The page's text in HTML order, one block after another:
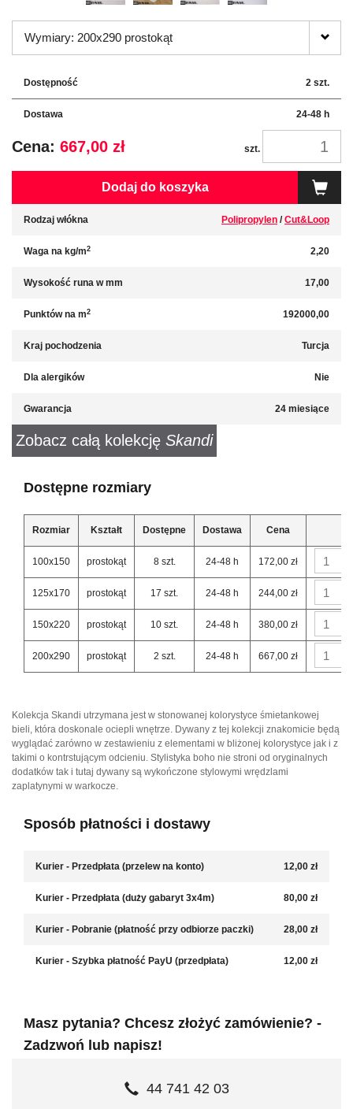
Wymiary: 200x290 prostokąt
Dostępność 2 szt.
Dostawa 24-48 h
Cena: 667,00 zł szt.
Dodaj do koszyka
Rodzaj włókna Polipropylen /Cut&Loop
Waga na kg/m2 2,20
Wysokość runa w mm 17,00
Punktów na m2 192000,00
Kraj pochodzenia Turcja
Dla alergików Nie
Gwarancja 24 miesiące
Zobacz całą kolekcję Skandi
Dostępne rozmiary
Rozmiar Kształt Dostępne Dostawa Cena
100x150 prostokąt 8 szt. 24-48 h 172,00 zł
125x170 prostokąt 17 szt. 24-48 h 244,00 zł
150x220 prostokąt 10 szt. 24-48 h 380,00 zł
200x290 prostokąt 2 szt. 24-48 h 667,00 zł
Kolekcja Skandi utrzymana jest w stonowanej kolorystyce śmietankowej
bieli, która doskonale ociepli wnętrze. Dywany z tej kolekcji znakomicie będą
wyglądać zarówno w zestawieniu z elementami w bliżonej kolorystyce jak i z
takimi o kontrstującym odcieniu. Stylistyka boho nie stroni od oryginalnych
dodatków tak i tutaj dywany są wykończone stylowymi wrędzlami
zaplatynymi w warkocze.
Sposób płatności i dostawy
Kurier - Przedpłata (przelew na konto) 12,00 zł
Kurier - Przedpłata (duży gabaryt 3x4m) 80,00 zł
Kurier - Pobranie (płatność przy odbiorze paczki) 28,00 zł
Kurier - Szybka płatność PayU (przedpłata) 12,00 zł
Masz pytania? Chcesz złożyć zamówienie? -
Zadzwoń lub napisz!
44 741 42 03